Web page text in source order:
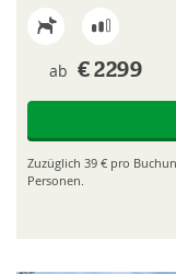
ab € 2299
Zuzüglich 39 € pro
Personen.